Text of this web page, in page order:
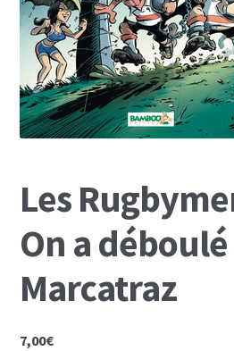
Mon Compte
Panier
Les
On a déboulé
Marcatraz
7,00€